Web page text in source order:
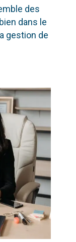
des
dans le
gestion de